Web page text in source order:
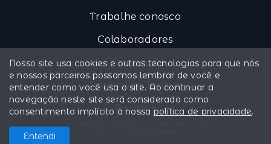
Trabalhe conosco
Colaboradores
Privacidade
Potência e Torque
Notícias
Nosso site usa cookies e outras tecnologias para que nós
e nossos parceiros possamos lembrar de você e
entender como você usa o site. Ao continuar a
navegação neste site será considerado como
consentimento implícito à nossa política de privacidade.
Entendi